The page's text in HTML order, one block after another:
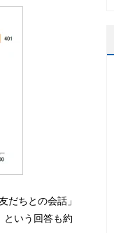
だちとの会話」
という回答も約